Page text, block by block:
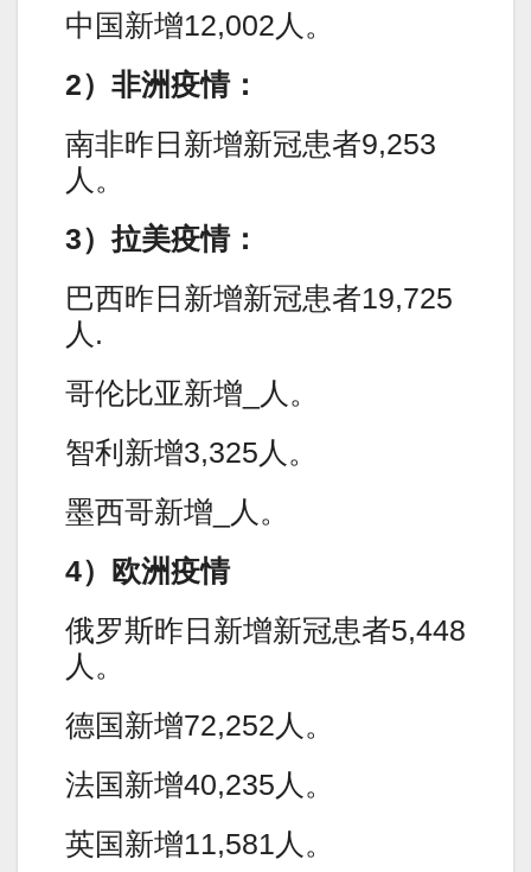
中国新增12,002人。
2）非洲疫情：
南非昨日新增新冠患者9,253
人。
3）拉美疫情：
巴西昨日新增新冠患者19,725
人.
哥伦比亚新增_人。
智利新增3,325人。
墨西哥新增_人。
4）欧洲疫情
俄罗斯昨日新增新冠患者5,448
人。
德国新增72,252人。
法国新增40,235人。
英国新增11,581人。